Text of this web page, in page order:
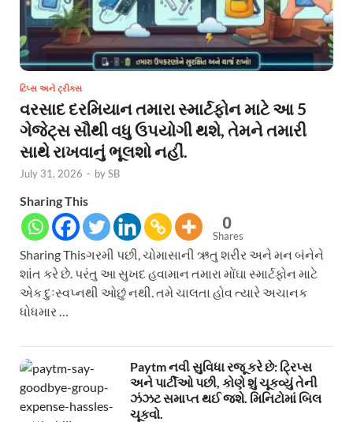
ટિપ્સ અને ટ્રીક્સ
વરસાદ દરમિયાન તમારા સ્માર્ટફોન માટે આ 5
ગેજેટ્સ સૌથી વધુ ઉપયોગી થશે, તેમને તમારી
સાથે રાખવાનું ભૂલશો નહીં.
July 31, 2026 - bySB
Sharing This
0
Shares
Sharing Thisગરમી પછી, ચોમાસાની ઋતુ શરીર અને મન બંનેને
શાંત કરે છે. પરંતુ આ સુખદ હવામાન તમારા મોંઘા સ્માર્ટફોન માટે
એક દુઃસ્વપ્નથી ઓછું નથી. તમે ચાલતા હોવ ત્યારે અચાનક
ધોધમાર …
Paytm નવી સુવિધા રજૂ કરે છે: ટ્રિપ્સ
અને પાર્ટીઓ પછી, કોણે શું ચૂકવ્યું તેની
ઝંઝટ સમાપ્ત થઈ જશે. મિનિટોમાં બિલ
ચૂકવો.